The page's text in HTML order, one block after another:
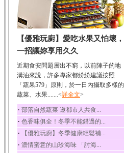
鮪魚肚肉中的不飽和脂
肪酸內富含EPA和DH...
韭菜
韭菜所含的膳食纖維能
幫助消化與通便；揮...
冬瓜
冬瓜營養價值高，鈉含
量極低是水腫病人的...
豆豉
豆豉裡頭含有營養的蛋
白質、脂肪、鈣、磷...
榛果
榛果裡所含的營養素有
蛋白質、脂肪、醣類...
【優雅玩廚】愛吃水果又怕壞，
一招讓妳享用久久
近期食安問題層出不窮，以前陣子的地
溝油來說，許多專家都紛紛建議按照
「蔬果579」原則，於一日內攝取多樣的
蔬菜、水果.......<詳全文>
‧ 部落自然蔬菜 邀都市人共食...
‧ 色香味俱全！冬季不能錯過的...
‧ 【優雅玩廚】冬季健康輕鬆補...
‧ 濃情蜜意的山珍海味 「討海...